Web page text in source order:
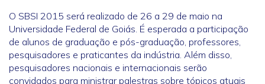
O SBSI 2015 será realizado de 26 a 29 de maio na
Universidade Federal de Goiás. É esperada a participação
de alunos de graduação e pós-graduação, professores,
pesquisadores e praticantes da indústria. Além disso,
pesquisadores nacionais e internacionais serão
convidados para ministrar palestras sobre tópicos atuais